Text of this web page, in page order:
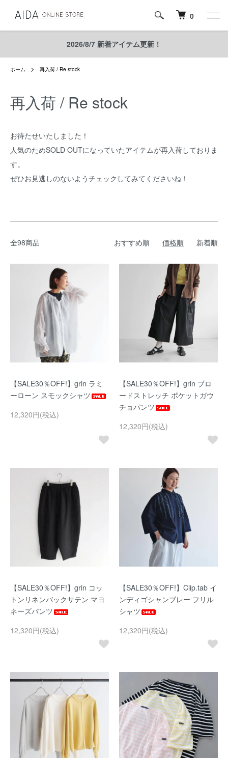
0
2026/8/7 新着アイテム更新！
ホーム 再入荷 / Re stock
再入荷 / Re stock
お待たせいたしました！
人気のためSOLD OUTになっていたアイテムが再入荷しておりま
す。
ぜひお見逃しのないようチェックしてみてくださいね！
全98商品 おすすめ順 価格順 新着順
【SALE30％OFF!】grin ラミ
ーローン スモックシャツ
12,320円(税込)
【SALE30％OFF!】grin ブロ
ードストレッチ ポケットガウ
チョパンツ
12,320円(税込)
【SALE30％OFF!】grin コッ
トンリネンバックサテン マヨ
ネーズパンツ
12,320円(税込)
【SALE30％OFF!】Clip.tab イ
ンディゴシャンブレー フリル
シャツ
12,320円(税込)